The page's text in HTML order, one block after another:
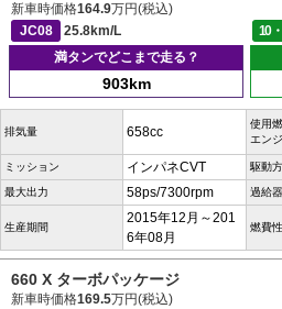
新車時価格164.9万円(税込)
JC08
25.8km/L 10
満タンでどこまで走る？
903km
排気量 658cc
使用
エン
ミッション インパネCVT 駆動
最大出力 58ps/7300rpm 過給
生産期間
2015年12月～201
6年08月
燃費
660 X ターボパッケージ
新車時価格169.5万円(税込)